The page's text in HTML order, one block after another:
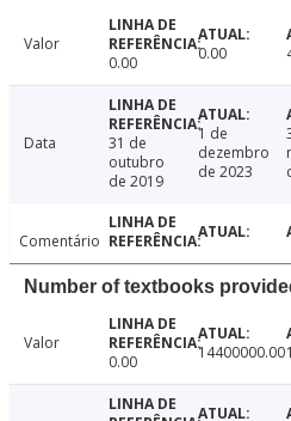
Valor
0.00
0.00
Data
31 de
outubro
de 2019
1 de
dezembro
de 2023
Comentário
Number of textbooks
Valor
0.00
14400000.00